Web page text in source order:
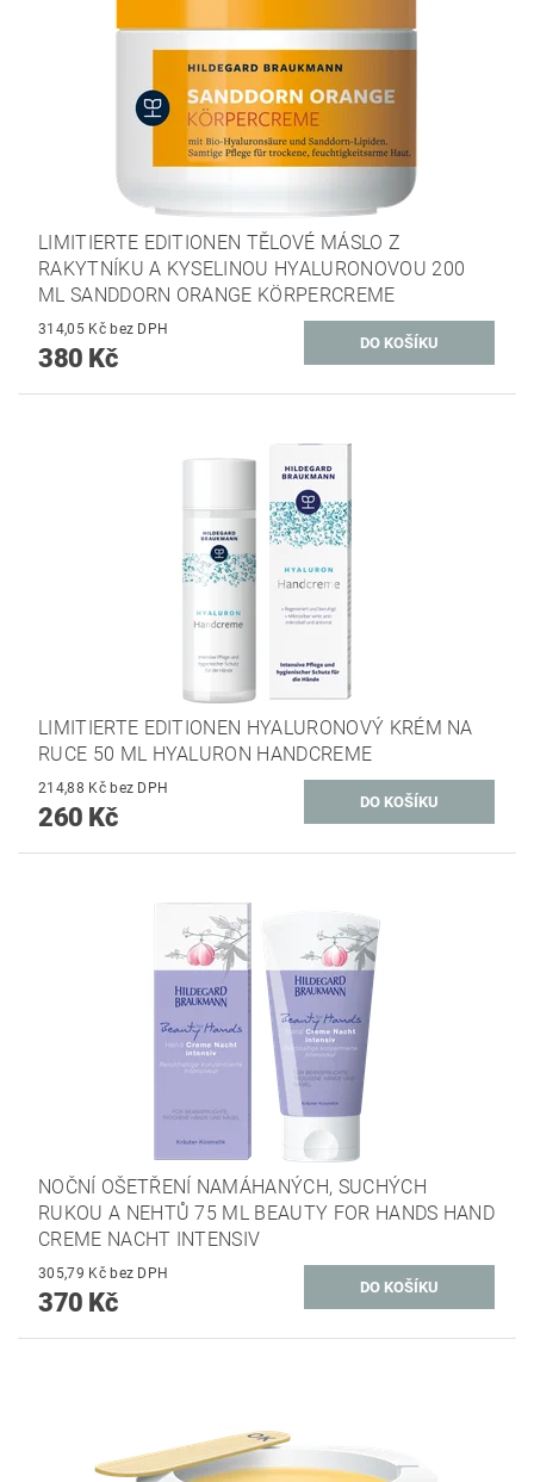
LIMITIERTE EDITIONEN TĚLOVÉ MÁSLO Z
RAKYTNÍKU A KYSELINOU HYALURONOVOU 200
ML SANDDORN ORANGE KÖRPERCREME
314,05 Kč bez DPH
380 Kč
LIMITIERTE EDITIONEN HYALURONOVÝ KRÉM NA
RUCE 50 ML HYALURON HANDCREME
214,88 Kč bez DPH
260 Kč
NOČNÍ OŠETŘENÍ NAMÁHANÝCH, SUCHÝCH
RUKOU A NEHTŮ 75 ML BEAUTY FOR HANDS HAND
CREME NACHT INTENSIV
305,79 Kč bez DPH
370 Kč